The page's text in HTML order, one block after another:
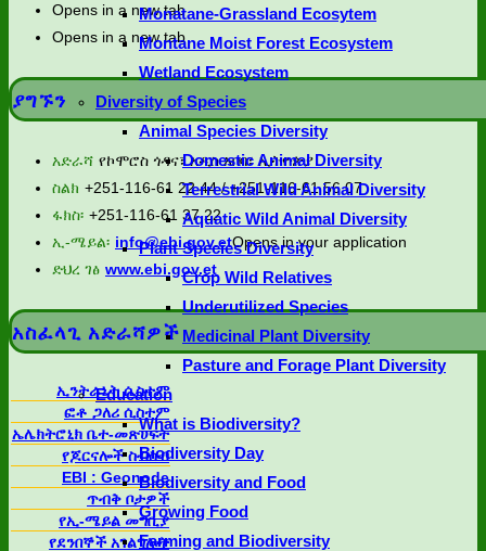
Monatane-Grassland Ecosytem
Montane Moist Forest Ecosystem
Wetland Ecosystem
Diversity of Species
Animal Species Diversity
Domestic Animal Diversity
Terrestrial Wild Animal Diversity
Aquatic Wild Animal Diversity
Plant Species Diversity
Crop Wild Relatives
Underutilized Species
Medicinal Plant Diversity
Pasture and Forage Plant Diversity
Education
What is Biodiversity?
Biodiversity Day
Biodiversity and Food
Growing Food
Farming and Biodiversity
Opens in a new tab
Opens in a new tab
ያግኙን
አድራሻ የኮሞሮስ ጎዳና፣ አዲስ አበባ፣ ኢትዮጵያ
ስልክ +251-116-61 22 44 / +251-116-61 56 07
ፋክስ፡ +251-116-61 37 22
ኢ-ሜይል፡ info@ebi.gov.etOpens in your application
ድህረ ገፅ www.ebi.gov.et
አስፈላጊ አድራሻዎች
ኢንትራኔት ሲስተም
ፎቶ ጋለሪ ሲስተም
ኤሌክትሮኒክ ቤተ-መጽሀፍት
የጆርናሎች ስብስብ
EBI : Geonode
ጥብቅ ቦታዎች
የኢ-ሜይል መግቢያ
የደንበኞች አገልግሎት